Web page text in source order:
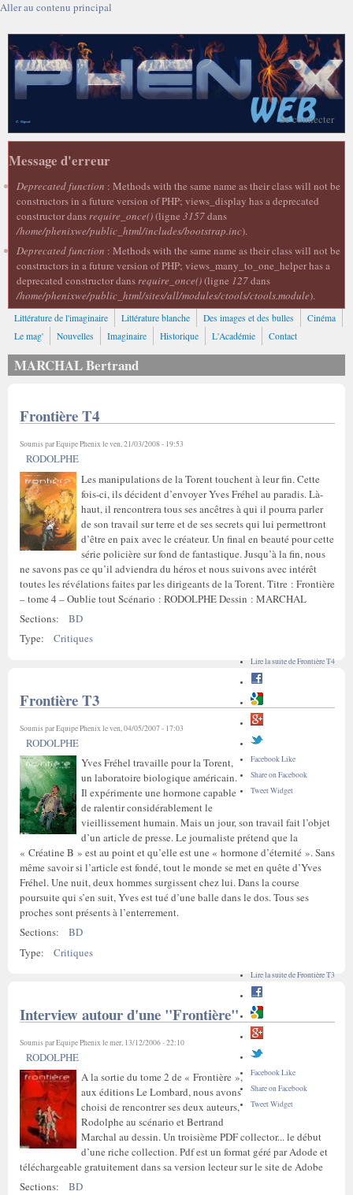
Aller au contenu principal
Se connecter
Message d'erreur
Deprecated function : Methods with the same name as their class will not be
constructors in a future version of PHP; views_display has a deprecated
constructor dansrequire_once()(ligne 3157dans
/home/phenixwe/public_html/includes/bootstrap.inc).
Deprecated function : Methods with the same name as their class will not be
constructors in a future version of PHP; views_many_to_one_helper has a
deprecated constructor dansrequire_once()(ligne 127dans
/home/phenixwe/public_html/sites/all/modules/ctools/ctools.module).
Littérature de l'imaginaire Littérature blanche Des images et des bulles
Cinéma
Le mag'
Nouvelles Imaginaire Historique L'Académie Contact
MARCHAL Bertrand
Frontière T4
Soumis parEquipe Phenixle ven, 21/03/2008 - 19:53
RODOLPHE
Les manipulations de la Torent touchent à leur fin. Cette
fois-ci, ils décident d’envoyer Yves Fréhel au paradis. Là-
haut, il rencontrera tous ses ancêtres à qui il pourra parler
de son travail sur terre et de ses secrets qui lui permettront
d’être en paix avec le créateur. Un final en beauté pour cette
série policière sur fond de fantastique. Jusqu’à la fin, nous
ne savons pas ce qu’il adviendra du héros et nous suivons avec intérêt
toutes les révélations faites par les dirigeants de la Torent. Titre : Frontière
– tome 4 – Oublie tout Scénario : RODOLPHE Dessin : MARCHAL
Sections:
BD
Type:
Critiques
Lire la suitede Frontière T4
Facebook Like
Share on Facebook
Tweet Widget
Frontière T3
Soumis parEquipe Phenixle ven, 04/05/2007 - 17:03
RODOLPHE
Yves Fréhel travaille pour la Torent,
un laboratoire biologique américain.
Il expérimente une hormone capable
de ralentir considérablement le
vieillissement humain. Mais un jour, son travail fait l’objet
d’un article de presse. Le journaliste prétend que la
« Créatine B » est au point et qu’elle est une « hormone d’éternité ». Sans
même savoir si l’article est fondé, tout le monde se met en quête d’Yves
Fréhel. Une nuit, deux hommes surgissent chez lui. Dans la course
poursuite qui s’en suit, Yves est tué d’une balle dans le dos. Tous ses
proches sont présents à l’enterrement.
Sections:
BD
Type:
Critiques
Lire la suitede Frontière T3
Facebook Like
Share on Facebook
Tweet Widget
Interview autour d'une "Frontière"
Soumis parEquipe Phenixle mer, 13/12/2006 - 22:10
RODOLPHE
A la sortie du tome 2 de « Frontière »,
aux éditions Le Lombard, nous avons
choisi de rencontrer ses deux auteurs,
Rodolphe au scénario et Bertrand
Marchal au dessin. Un troisième PDF collector... le début
d’une riche collection. Pdf est un format géré par Adode et
téléchargeable gratuitement dans sa version lecteur sur le site de Adobe
Sections:
BD